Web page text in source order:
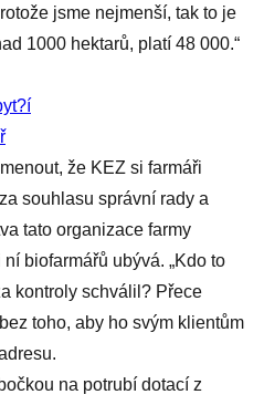
jsme nejmenší, tak to je
1000 hektarů, platí 48 000.“
že KEZ si farmáři
souhlasu správní rady a
tato organizace farmy
biofarmářů ubývá. „Kdo to
kontroly schválil? Přece
toho, aby ho svým klientům
na potrubí dotací z